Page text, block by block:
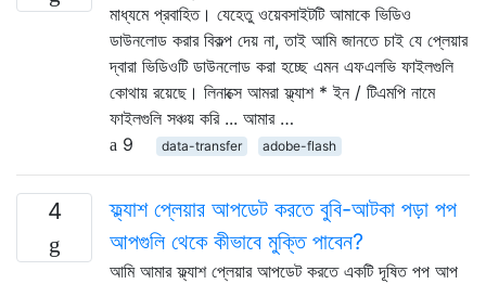
মাধ্যমে প্রবাহিত। যেহেতু ওয়েবসাইটটি আমাকে ভিডিও
ডাউনলোড করার বিকল্প দেয় না, তাই আমি জানতে চাই যে প্লেয়ার
দ্বারা ভিডিওটি ডাউনলোড করা হচ্ছে এমন এফএলভি ফাইলগুলি
কোথায় রয়েছে। লিনাক্সে আমরা ফ্ল্যাশ * ইন / টিএমপি নামে
ফাইলগুলি সঞ্চয় করি ... আমার …
9
data-transfer adobe-flash
4
ফ্ল্যাশ প্লেয়ার আপডেট করতে বুবি-আটকা পড়া পপ
আপগুলি থেকে কীভাবে মুক্তি পাবেন?
আমি আমার ফ্ল্যাশ প্লেয়ার আপডেট করতে একটি দূষিত পপ আপ